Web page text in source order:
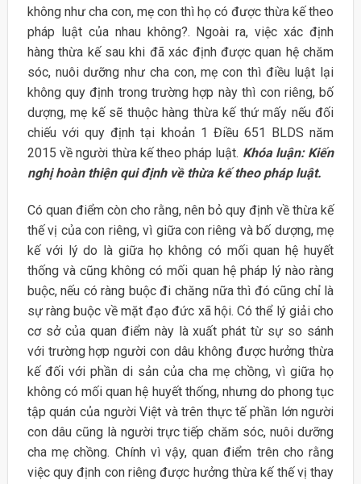
không như cha con, mẹ con thì họ có được thừa kế theo
pháp luật của nhau không?. Ngoài ra, việc xác định
hàng thừa kế sau khi đã xác định được quan hệ chăm
sóc, nuôi dưỡng như cha con, mẹ con thì điều luật lại
không quy định trong trường hợp này thì con riêng, bố
dượng, mẹ kế sẽ thuộc hàng thừa kế thứ mấy nếu đối
chiếu với quy định tại khoản 1 Điều 651 BLDS năm
2015 về người thừa kế theo pháp luật. Khóa luận: Kiến
nghị hoàn thiện qui định về thừa kế theo pháp luật.
Có quan điểm còn cho rằng, nên bỏ quy định về thừa kế
thế vị của con riêng, vì giữa con riêng và bố dượng, mẹ
kế với lý do là giữa họ không có mối quan hệ huyết
thống và cũng không có mối quan hệ pháp lý nào ràng
buộc, nếu có ràng buộc đi chăng nữa thì đó cũng chỉ là
sự ràng buộc về mặt đạo đức xã hội. Có thể lý giải cho
cơ sở của quan điểm này là xuất phát từ sự so sánh
với trường hợp người con dâu không được hưởng thừa
kế đối với phần di sản của cha mẹ chồng, vì giữa họ
không có mối quan hệ huyết thống, nhưng do phong tục
tập quán của người Việt và trên thực tế phần lớn người
con dâu cũng là người trực tiếp chăm sóc, nuôi dưỡng
cha mẹ chồng. Chính vì vậy, quan điểm trên cho rằng
việc quy định con riêng được hưởng thừa kế thế vị thay